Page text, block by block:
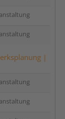
|